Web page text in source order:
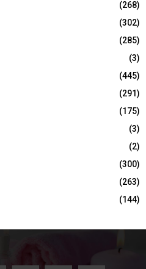
(268)
(302)
(285)
(3)
(445)
(291)
(175)
(3)
(2)
(300)
(263)
(144)